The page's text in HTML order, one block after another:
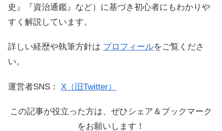
史』『資治通鑑』など）に基づき初心者にもわかりや
すく解説しています。
詳しい経歴や執筆方針は プロフィールをご覧くださ
い。
運営者SNS： X（旧Twitter）
この記事が役立った方は、ぜひシェア＆ブックマーク
をお願いします！